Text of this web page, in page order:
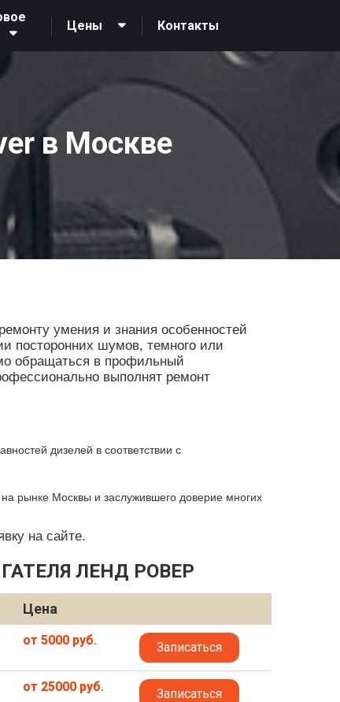
Цены Контакты
в Москве
умения и знания особенностей
посторонних шумов, темного или
обращаться в профильный
выполнят ремонт
дизелей в соответствии с
рынке Москвы и заслужившего доверие многих
на сайте.
ЛЕНД РОВЕР
Цена
от 5000 руб. Записаться
от 25000 руб. Записаться